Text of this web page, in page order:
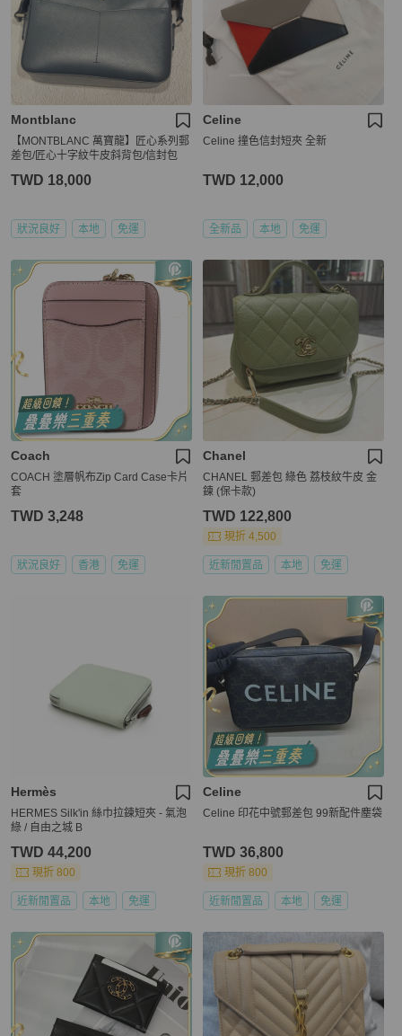
Montblanc
【MONTBLANC 萬寶龍】匠心系列郵
差包/匠心十字紋牛皮斜背包/信封包
TWD 18,000
狀況良好 本地 免運
Celine
Celine 撞色信封短夾 全新
TWD 12,000
全新品 本地 免運
Coach
COACH 塗層帆布Zip Card Case卡片
套
TWD 3,248
狀況良好 香港 免運
Chanel
CHANEL 郵差包 綠色 荔枝紋牛皮 金
鍊 (保卡款)
TWD 122,800
現折 4,500
近新閒置品 本地 免運
Hermès
HERMES Silk'in 絲巾拉鍊短夾 - 氣泡
綠 / 自由之城 B
TWD 44,200
現折 800
近新閒置品 本地 免運
Celine
Celine 印花中號郵差包 99新配件塵袋
TWD 36,800
現折 800
近新閒置品 本地 免運